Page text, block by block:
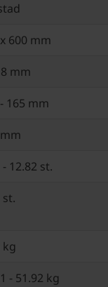
600 mm
mm
165 mm
- 12.82 st.
st.
kg
- 51.92 kg